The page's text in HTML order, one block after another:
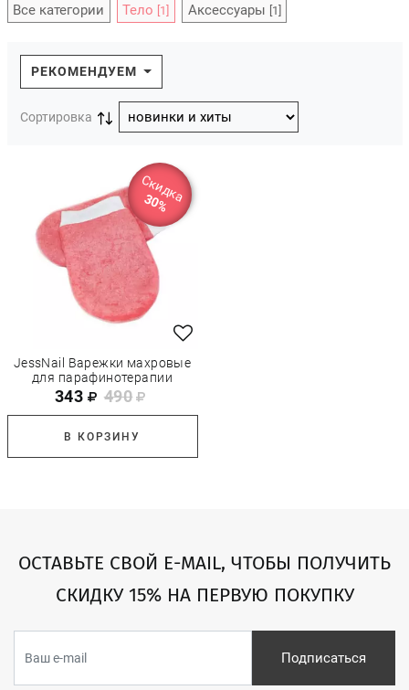
Все категории Тело [1] Аксессуары [1]
РЕКОМЕНДУЕМ
Сортировка
Скидка
30%
JessNail Варежки махровые
для парафинотерапии
343 490
В КОРЗИНУ
ОСТАВЬТЕ СВОЙ E-MAIL, ЧТОБЫ ПОЛУЧИТЬ
СКИДКУ 15% НА ПЕРВУЮ ПОКУПКУ
Подписаться